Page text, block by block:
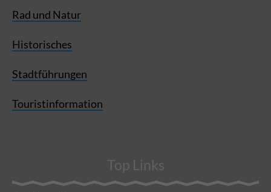
Rad und Natur
Historisches
Stadtführungen
Touristinformation
Top Links